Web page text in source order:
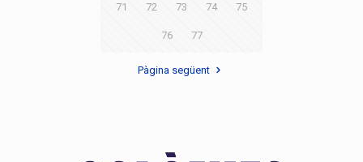
71 72 73 74 75
76 77
Pàgina següent